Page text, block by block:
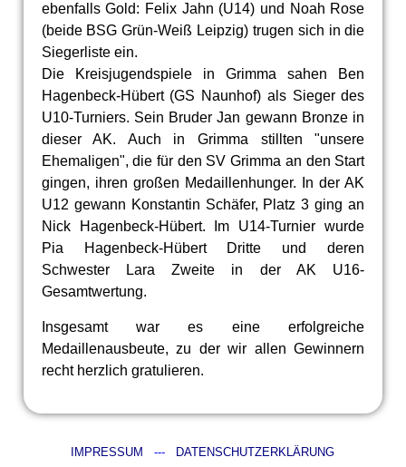
ebenfalls Gold: Felix Jahn (U14) und Noah Rose
(beide BSG Grün-Weiß Leipzig) trugen sich in die
Siegerliste ein.
Die Kreisjugendspiele in Grimma sahen Ben
Hagenbeck-Hübert (GS Naunhof) als Sieger des
U10-Turniers. Sein Bruder Jan gewann Bronze in
dieser AK. Auch in Grimma stillten "unsere
Ehemaligen", die für den SV Grimma an den Start
gingen, ihren großen Medaillenhunger. In der AK
U12 gewann Konstantin Schäfer, Platz 3 ging an
Nick Hagenbeck-Hübert. Im U14-Turnier wurde
Pia Hagenbeck-Hübert Dritte und deren
Schwester Lara Zweite in der AK U16-
Gesamtwertung.
Insgesamt war es eine erfolgreiche
Medaillenausbeute, zu der wir allen Gewinnern
recht herzlich gratulieren.
IMPRESSUM --- DATENSCHUTZERKLÄRUNG